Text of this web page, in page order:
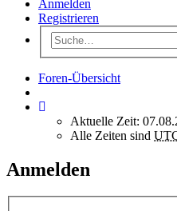
Anmelden
Registrieren
Foren-Übersicht
Aktuelle Zeit:
Alle Zeiten sind
Anmelden